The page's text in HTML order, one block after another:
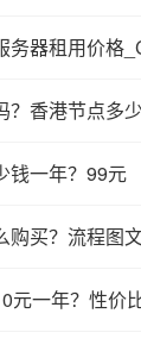
务器租用价格
香港节点多
钱一年？99元
购买？流程图